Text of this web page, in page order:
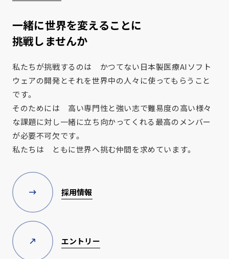
一緒に世界を変えることに
挑戦しませんか
私たちが挑戦するのは かつてない日本製医療AIソフト
ウェアの開発とそれを世界中の人々に使ってもらうこと
です。
そのためには 高い専門性と強い志で難易度の高い様々
な課題に対し一緒に立ち向かってくれる最高のメンバー
が必要不可欠です。
私たちは ともに世界へ挑む仲間を求めています。
採用情報
エントリー